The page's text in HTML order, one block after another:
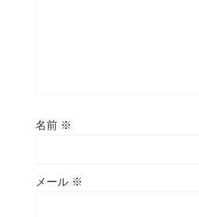
名前 ※
メール ※